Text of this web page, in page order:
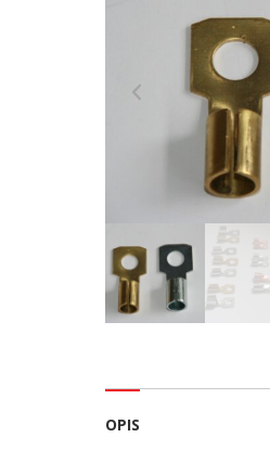
OPIS